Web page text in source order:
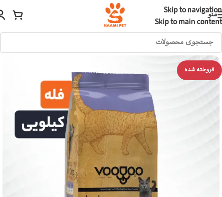
Skip to navigation
Skip to main content
منو
فروخته شده